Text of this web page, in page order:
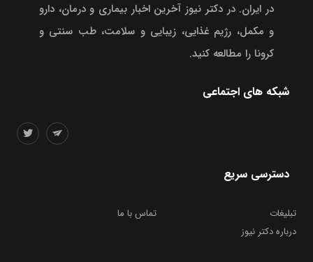
در ایران. در دکتر نیوز آخرین اخبار بیماری و درمان، دارو
و مکمل، رژیم غذایی، زیبایی و سلامت، طب سنتی و
کرونا را مطالعه کنید.
شبکه های اجتماعی
دسترسی سریع
تبلیغات
تماس با ما
درباره دکتر نیوز